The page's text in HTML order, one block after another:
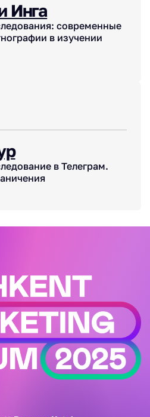
Инга
современные
в изучении
в Телеграм.